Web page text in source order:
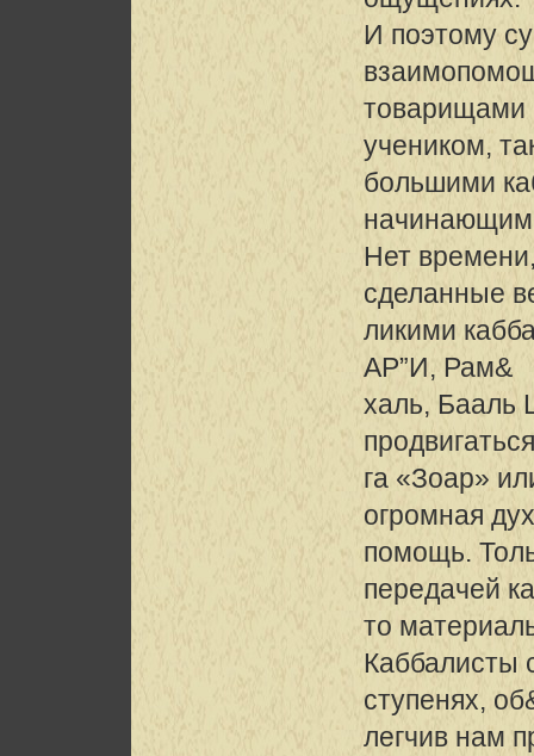
И поэтому
товарищами
учеником,
большими
Нет
сделанные
ликими
АР”И, Рам&
халь, Бааль
га «Зоар»
огромная
помощь.
передачей
то
Каббалисты
ступенях,
легчив нам